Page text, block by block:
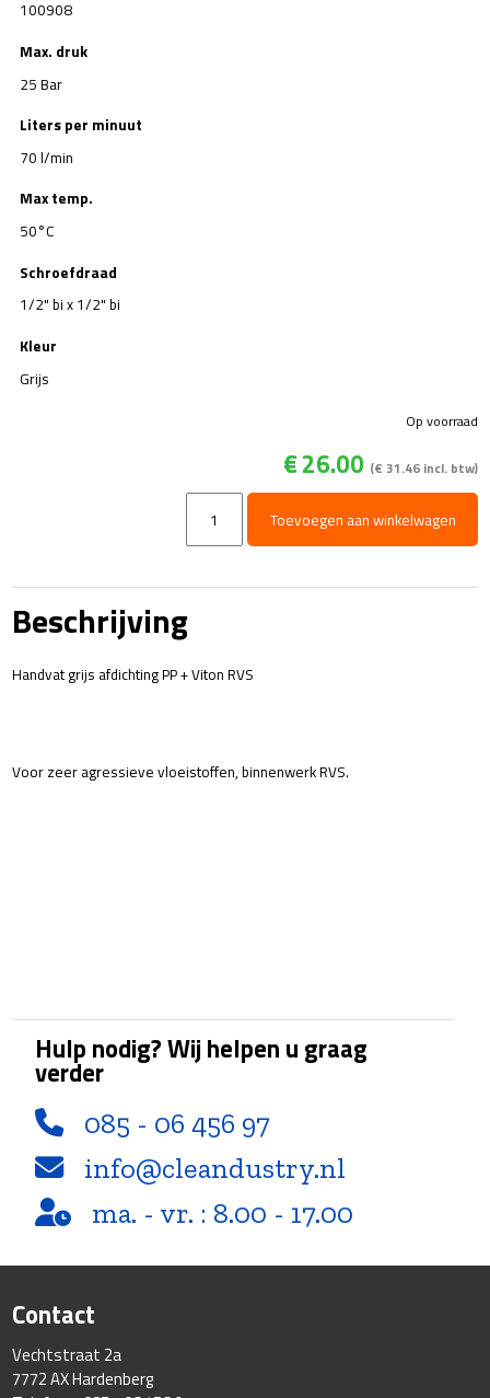
100908
Max. druk
25 Bar
Liters per minuut
70 l/min
Max temp.
50°C
Schroefdraad
1/2" bi x 1/2" bi
Kleur
Grijs
€26.00 (€ 31.46incl. btw)
Op voorraad
Chemiepistool
grijs
Toevoegen aan winkelwagen
Beschrijving
Handvat grijs afdichting PP + Viton RVS
Voor zeer agressieve vloeistoffen, binnenwerk RVS.
Hulp nodig? Wij helpen u graag
verder
085 - 06 456 97
info@cleandustry.nl
ma. - vr. : 8.00 - 17.00
Contact
Vechtstraat 2a
7772 AX Hardenberg